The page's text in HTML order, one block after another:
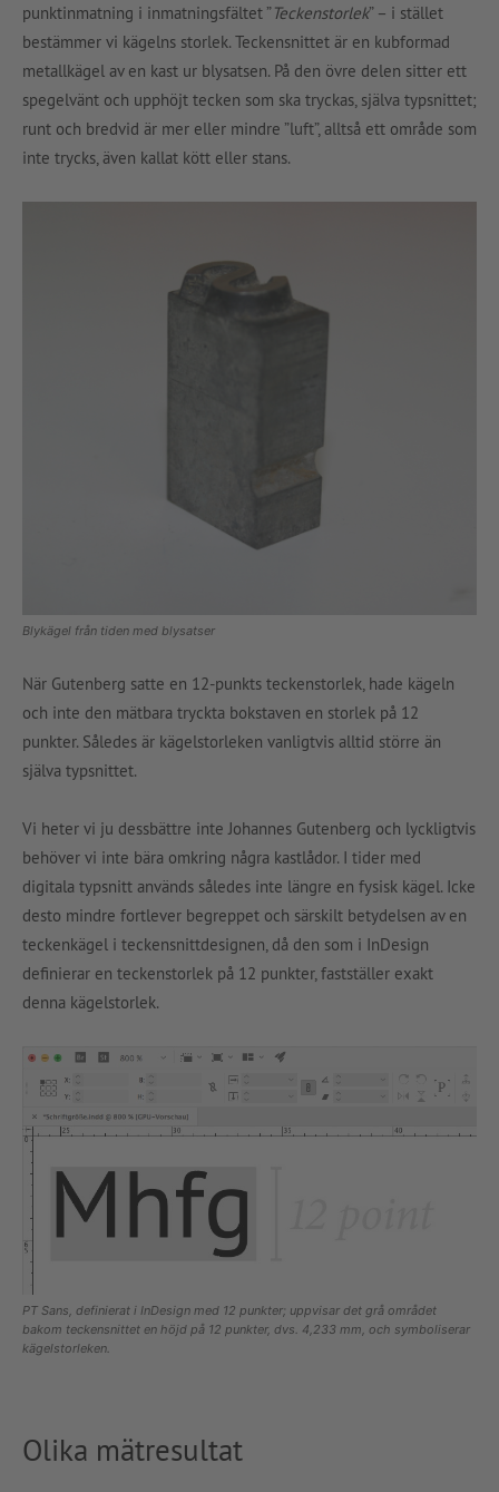
punktinmatning i inmatningsfältet ”Teckenstorlek” – i stället
bestämmer vi kägelns storlek. Teckensnittet är en kubformad
metallkägel av en kast ur blysatsen. På den övre delen sitter ett
spegelvänt och upphöjt tecken som ska tryckas, själva typsnittet;
runt och bredvid är mer eller mindre ”luft”, alltså ett område som
inte trycks, även kallat kött eller stans.
Blykägel från tiden med blysatser
När Gutenberg satte en 12-punkts teckenstorlek, hade kägeln
och inte den mätbara tryckta bokstaven en storlek på 12
punkter. Således är kägelstorleken vanligtvis alltid större än
själva typsnittet.
Vi heter vi ju dessbättre inte Johannes Gutenberg och lyckligtvis
behöver vi inte bära omkring några kastlådor. I tider med
digitala typsnitt används således inte längre en fysisk kägel. Icke
desto mindre fortlever begreppet och särskilt betydelsen av en
teckenkägel i teckensnittdesignen, då den som i InDesign
definierar en teckenstorlek på 12 punkter, fastställer exakt
denna kägelstorlek.
PT Sans, definierat i InDesign med 12 punkter; uppvisar det grå området
bakom teckensnittet en höjd på 12 punkter, dvs. 4,233 mm, och symboliserar
kägelstorleken.
Olika mätresultat